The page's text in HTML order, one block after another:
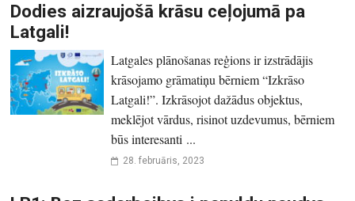
Dodies aizraujošā krāsu ceļojumā pa
Latgali!
Latgales plānošanas reģions ir izstrādājis
krāsojamo grāmatiņu bērniem “Izkrāso
Latgali!”. Izkrāsojot dažādus objektus,
meklējot vārdus, risinot uzdevumus, bērniem
būs interesanti ...
28. februāris, 2023